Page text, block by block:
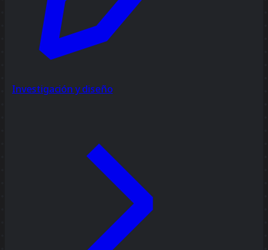
Investigación y diseño